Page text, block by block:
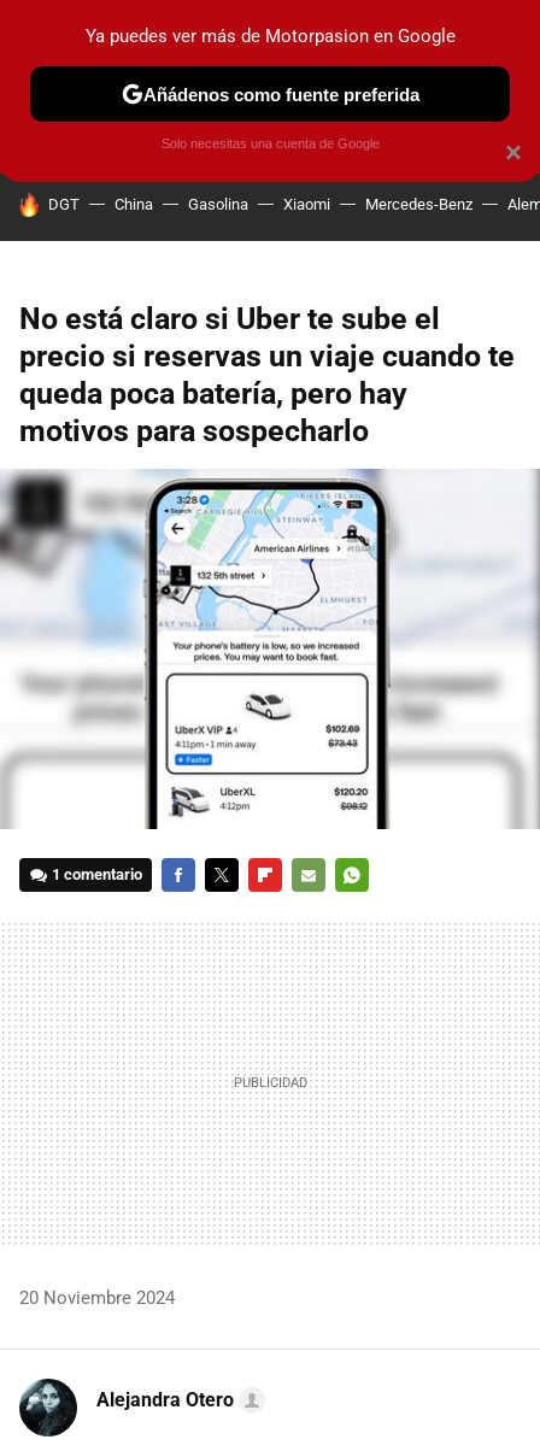
PRUEBAS COCHES ELÉCTRICOS OBSERVATORIO
HOY SE HABLA DE
DGT China Gasolina Xiaomi Mercedes-Benz
No está claro si Uber te sube el
precio si reservas un viaje cuando te
queda poca batería, pero hay
motivos para sospecharlo
1 comentario
MAIL
20 Noviembre 2024
Alejandra Otero
×
Ya puedes ver más de Motorpasion en Google
Añádenos como fuente preferida
Solo necesitas una cuenta de Google